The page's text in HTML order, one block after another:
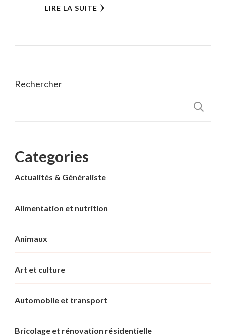
LIRE LA SUITE
Rechercher
Categories
Actualités & Généraliste
Alimentation et nutrition
Animaux
Art et culture
Automobile et transport
Bricolage et rénovation résidentielle